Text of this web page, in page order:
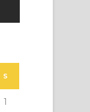
S
1